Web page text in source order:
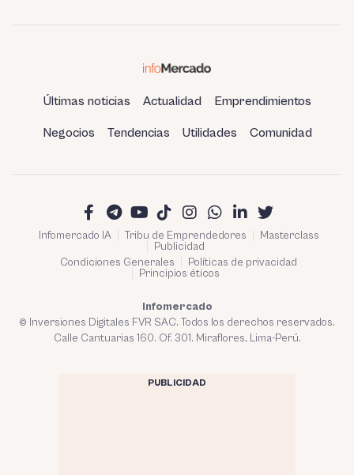
Últimas noticias Actualidad Emprendimientos
Negocios Tendencias Utilidades Comunidad
Infomercado IA Tribu de Emprendedores
Masterclass
Publicidad
Condiciones Generales
Políticas de privacidad
Principios éticos
Infomercado
© Inversiones Digitales FVR SAC. Todos los derechos reservados.
Calle Cantuarias 160. Of. 301. Miraflores, Lima-Perú.
PUBLICIDAD